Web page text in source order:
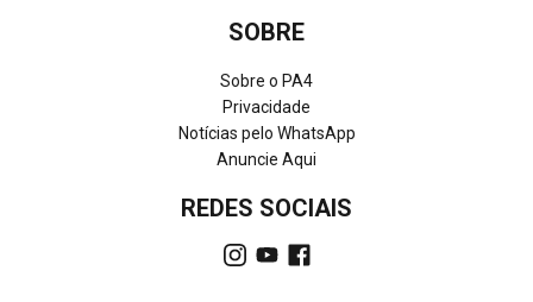
SOBRE
Sobre o PA4
Privacidade
Notícias pelo WhatsApp
Anuncie Aqui
REDES SOCIAIS